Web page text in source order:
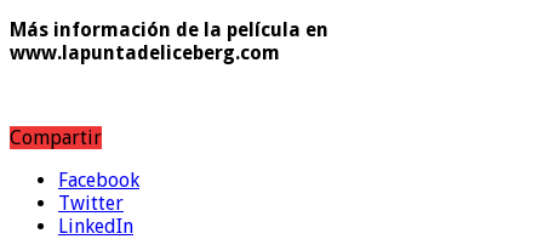
Más información de la película en
www.lapuntadeliceberg.com
Compartir
Facebook
Twitter
LinkedIn